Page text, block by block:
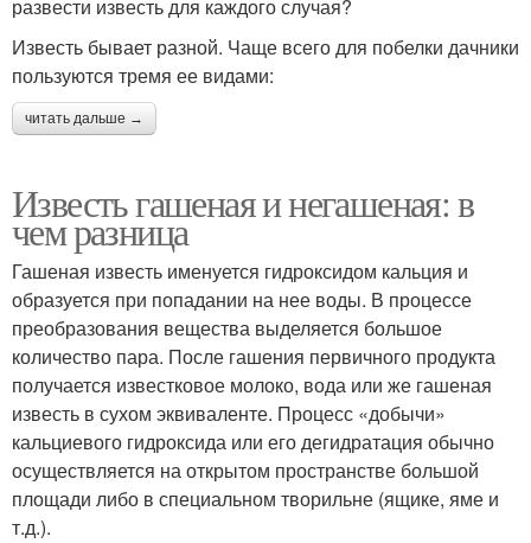
развести известь для каждого случая?
Известь бывает разной. Чаще всего для побелки дачники
пользуются тремя ее видами:
читать дальше →
Известь гашеная и негашеная: в
чем разница
Гашеная известь именуется гидроксидом кальция и
образуется при попадании на нее воды. В процессе
преобразования вещества выделяется большое
количество пара. После гашения первичного продукта
получается известковое молоко, вода или же гашеная
известь в сухом эквиваленте. Процесс «добычи»
кальциевого гидроксида или его дегидратация обычно
осуществляется на открытом пространстве большой
площади либо в специальном творильне (ящике, яме и
т.д.).